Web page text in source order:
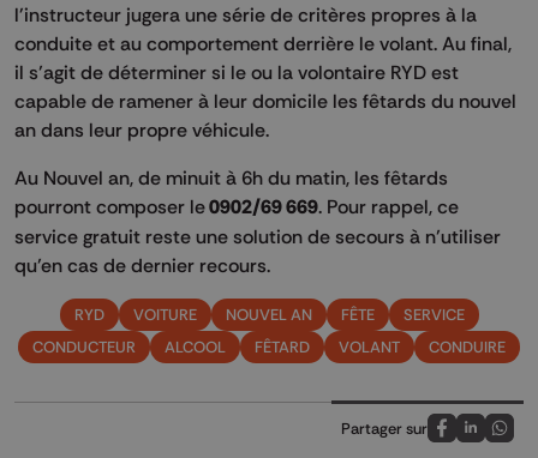
l'instructeur jugera une série de critères propres à la
conduite et au comportement derrière le volant. Au final,
il s’agit de déterminer si le ou la volontaire RYD est
capable de ramener à leur domicile les fêtards du nouvel
an dans leur propre véhicule.
Au Nouvel an, de minuit à 6h du matin, les fêtards
pourront composer le0902/69 669. Pour rappel, ce
service gratuit reste une solution de secours à n’utiliser
qu’en cas de dernier recours.
RYD VOITURE NOUVEL AN FÊTE
SERVICE
CONDUCTEUR
ALCOOL FÊTARD VOLANT CONDUIRE
Partager sur
Partagez sur
Partagez